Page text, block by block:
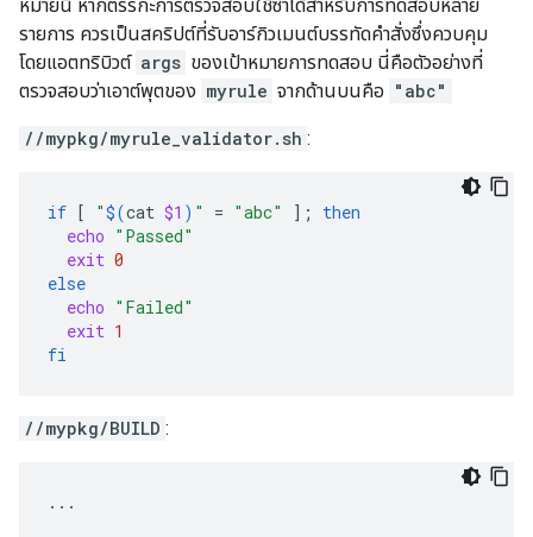
หมายนี้ หากตรรกะการตรวจสอบใช้ซ้ำได้สำหรับการทดสอบหลาย
รายการ ควรเป็นสคริปต์ที่รับอาร์กิวเมนต์บรรทัดคำสั่งซึ่งควบคุม
โดยแอตทริบิวต์ args ของเป้าหมายการทดสอบ นี่คือตัวอย่างที่
ตรวจสอบว่าเอาต์พุตของ myrule จากด้านบนคือ "abc"
//mypkg/myrule_validator.sh :
if [ "$(cat $1 ) " = "abc" ] ;
then
echo "Passed"
exit 0
else
echo "Failed"
exit 1
fi
//mypkg/BUILD :
...